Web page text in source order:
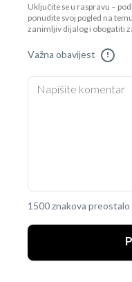
Uključite se u raspravu –
ponudite svoj pogled na
zanimljiv dijalog i obogatiti
Važna obavijest !
1500 znakova preostalo